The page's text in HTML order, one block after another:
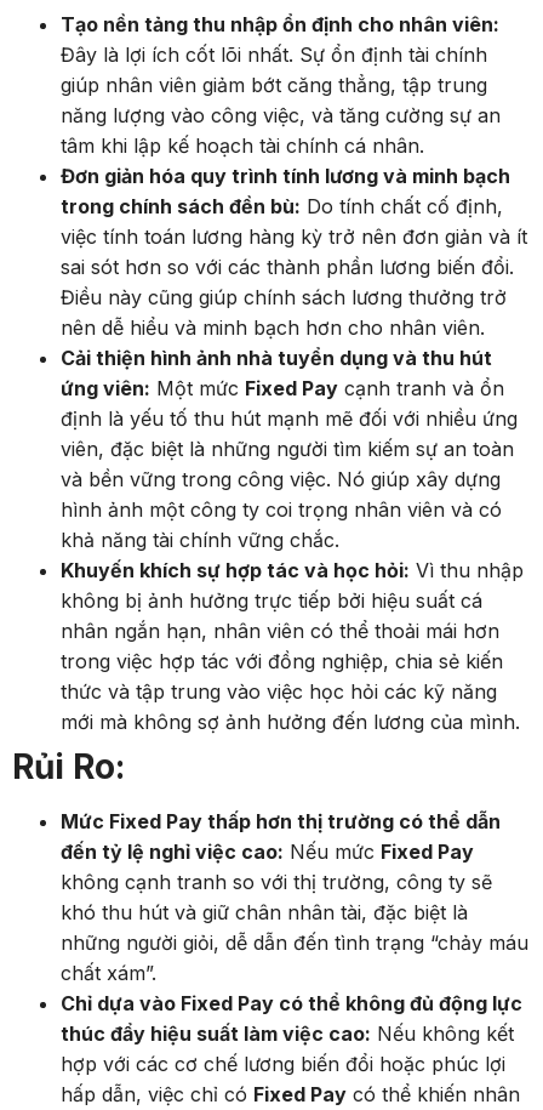
Tạo nền tảng thu nhập ổn định cho nhân viên:
Đây là lợi ích cốt lõi nhất. Sự ổn định tài chính
giúp nhân viên giảm bớt căng thẳng, tập trung
năng lượng vào công việc, và tăng cường sự an
tâm khi lập kế hoạch tài chính cá nhân.
Đơn giản hóa quy trình tính lương và minh bạch
trong chính sách đền bù: Do tính chất cố định,
việc tính toán lương hàng kỳ trở nên đơn giản và ít
sai sót hơn so với các thành phần lương biến đổi.
Điều này cũng giúp chính sách lương thưởng trở
nên dễ hiểu và minh bạch hơn cho nhân viên.
Cải thiện hình ảnh nhà tuyển dụng và thu hút
ứng viên: Một mức Fixed Pay cạnh tranh và ổn
định là yếu tố thu hút mạnh mẽ đối với nhiều ứng
viên, đặc biệt là những người tìm kiếm sự an toàn
và bền vững trong công việc. Nó giúp xây dựng
hình ảnh một công ty coi trọng nhân viên và có
khả năng tài chính vững chắc.
Khuyến khích sự hợp tác và học hỏi: Vì thu nhập
không bị ảnh hưởng trực tiếp bởi hiệu suất cá
nhân ngắn hạn, nhân viên có thể thoải mái hơn
trong việc hợp tác với đồng nghiệp, chia sẻ kiến
thức và tập trung vào việc học hỏi các kỹ năng
mới mà không sợ ảnh hưởng đến lương của mình.
Rủi Ro:
Mức Fixed Pay thấp hơn thị trường có thể dẫn
đến tỷ lệ nghỉ việc cao: Nếu mức Fixed Pay
không cạnh tranh so với thị trường, công ty sẽ
khó thu hút và giữ chân nhân tài, đặc biệt là
những người giỏi, dễ dẫn đến tình trạng “chảy máu
chất xám”.
Chỉ dựa vào Fixed Pay có thể không đủ động lực
thúc đẩy hiệu suất làm việc cao: Nếu không kết
hợp với các cơ chế lương biến đổi hoặc phúc lợi
hấp dẫn, việc chỉ có Fixed Pay có thể khiến nhân